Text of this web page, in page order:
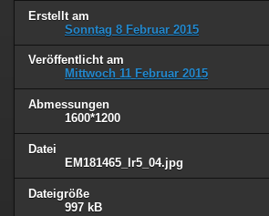
Erstellt am
Sonntag 8 Februar 2015
Veröffentlicht am
Mittwoch 11 Februar 2015
Abmessungen
1600*1200
Datei
EM181465_lr5_04.jpg
Dateigröße
997 kB